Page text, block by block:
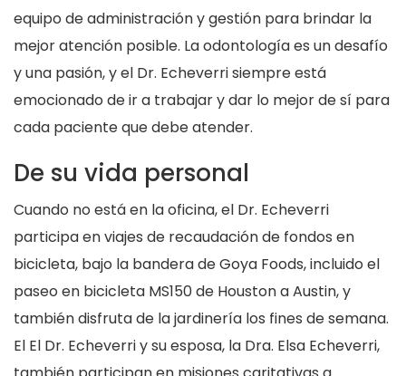
equipo de administración y gestión para brindar la
mejor atención posible. La odontología es un desafío
y una pasión, y el Dr. Echeverri siempre está
emocionado de ir a trabajar y dar lo mejor de sí para
cada paciente que debe atender.
De su vida personal
Cuando no está en la oficina, el Dr. Echeverri
participa en viajes de recaudación de fondos en
bicicleta, bajo la bandera de Goya Foods, incluido el
paseo en bicicleta MS150 de Houston a Austin, y
también disfruta de la jardinería los fines de semana.
El El Dr. Echeverri y su esposa, la Dra. Elsa Echeverri,